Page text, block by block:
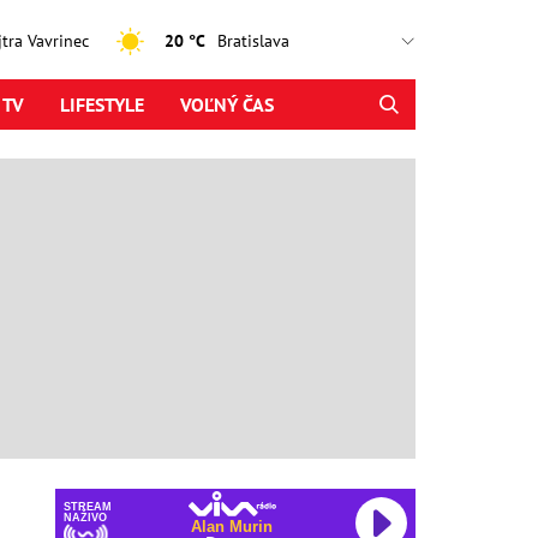
Vavrinec 20 °C
LIFESTYLE VOĽNÝ ČAS
STREAM
NAŽIVO
Alan Murin